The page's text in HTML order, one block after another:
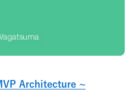
Architecture ~